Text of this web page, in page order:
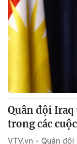
Quân đội
trong các
VTV.vn - Quân